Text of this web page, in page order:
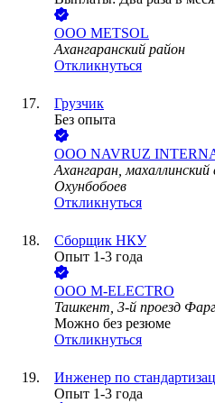
ООО METSOL
Ахангаранский район
Откликнуться
Грузчик
Без опыта
ООО NAVRUZ
Ахангаран,
Охунбобоев
Откликнуться
Сборщик НКУ
Опыт 1-3 года
ООО M-ELECTRO
Ташкент, 3-й проезд
Можно без резюме
Откликнуться
Инженер по
Опыт 1-3 года